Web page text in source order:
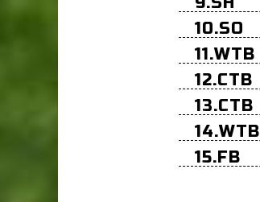
10.SO
11.WTB
12.CTB
13.CTB
14.WTB
15.FB